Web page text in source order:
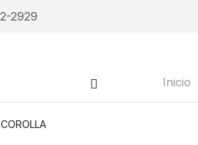
2929
Inicio
COROLLA